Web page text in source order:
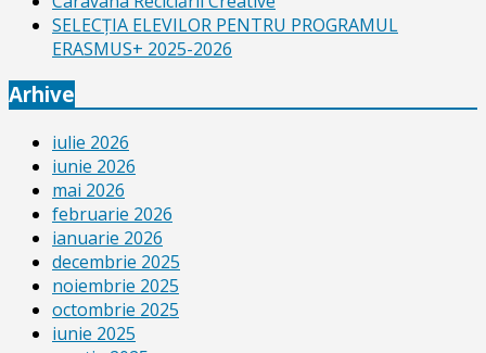
SELECŢIA ELEVILOR PENTRU PROGRAMUL
ERASMUS+ 2025-2026
Arhive
iulie 2026
iunie 2026
mai 2026
februarie 2026
ianuarie 2026
decembrie 2025
noiembrie 2025
octombrie 2025
iunie 2025